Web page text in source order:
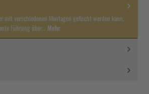
mit verschiedenen Montagen gefischt werden kann.
Führung über… Mehr